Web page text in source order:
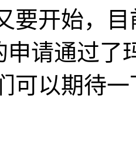
要开始，
申请通过了
可以期待一